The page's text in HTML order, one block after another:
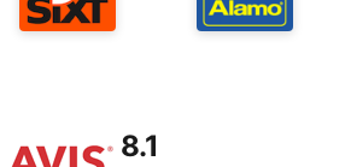
8.1